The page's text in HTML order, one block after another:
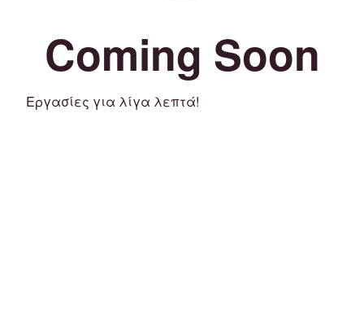
Coming Soon
Εργασίες για λίγα λεπτά!